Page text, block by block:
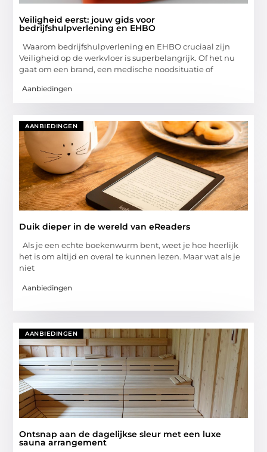
Veiligheid eerst: jouw gids voor
bedrijfshulpverlening en EHBO
Waarom bedrijfshulpverlening en EHBO cruciaal zijn
Veiligheid op de werkvloer is superbelangrijk. Of het nu
gaat om een brand, een medische noodsituatie of
Aanbiedingen
AANBIEDINGEN
Duik dieper in de wereld van eReaders
Als je een echte boekenwurm bent, weet je hoe heerlijk
het is om altijd en overal te kunnen lezen. Maar wat als je
niet
Aanbiedingen
AANBIEDINGEN
Ontsnap aan de dagelijkse sleur met een luxe
sauna arrangement